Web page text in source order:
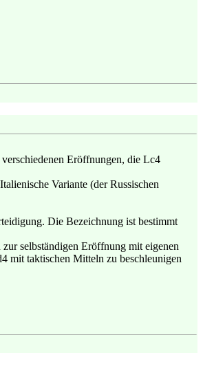
Eröffnungen, die Lc4
Variante (der Russischen
Die Bezeichnung ist bestimmt
selbständigen Eröffnung mit eigenen
mit taktischen Mitteln zu beschleunigen